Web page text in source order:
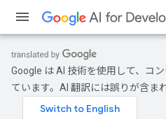
Google は AI 技術を使用して、コ
ています。AI 翻訳には誤りが含ま